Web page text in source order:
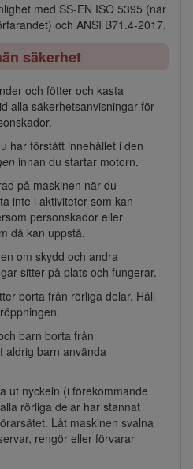
med SS-EN ISO 5395 (när
och ANSI B71.4-2017.
säkerhet
och fötter och kasta
alla säkerhetsanvisningar för
har förstått innehållet i den
innan du startar motorn.
på maskinen när du
inte i aktiviteter som kan
personskador eller
då kan uppstå.
om skydd och andra
sitter på plats och fungerar.
borta från rörliga delar. Håll
barn borta från
aldrig barn använda
ut nyckeln (i förekommande
rörliga delar har stannat
Låt maskinen svalna
rengör eller förvarar